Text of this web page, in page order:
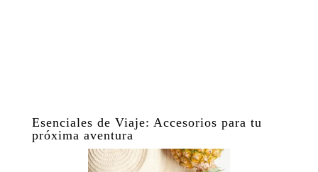
Esenciales de Viaje: Accesorios para tu
próxima aventura